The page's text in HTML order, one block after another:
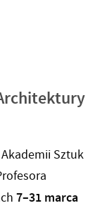
Sztuk
7–31 marca